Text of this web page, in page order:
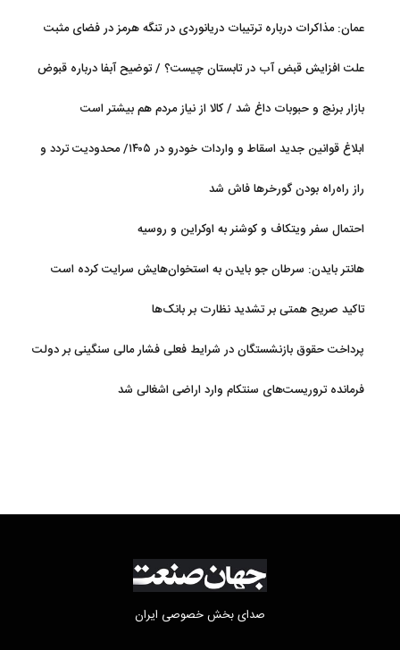
عمان: مذاکرات درباره ترتیبات دریانوردی در تنگه هرمز در فضای مثبت
علت افزایش قبض آب در تابستان چیست؟ / توضیح آبفا درباره قبوض
بازار برنج و حبوبات داغ شد / کالا از نیاز مردم هم بیشتر است
ابلاغ قوانین جدید اسقاط و واردات خودرو در ۱۴۰۵/ محدودیت تردد و
راز راه‌راه بودن گورخرها فاش شد
احتمال سفر ویتکاف و کوشنر به اوکراین و روسیه
هانتر بایدن: سرطان جو بایدن به استخوان‌هایش سرایت کرده است
تاکید صریح همتی بر تشدید نظارت بر بانک‌ها
پرداخت حقوق بازنشستگان در شرایط فعلی فشار مالی سنگینی بر دولت
فرمانده تروریست‌های سنتکام وارد اراضی اشغالی شد
صدای بخش خصوصی ایران